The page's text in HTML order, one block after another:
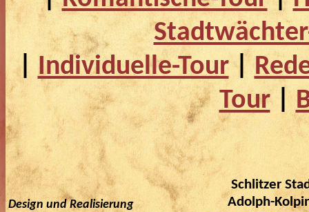
| Individuelle-Tour|
Tour|
Design und Realisierung
Schlitzer
Adolph-